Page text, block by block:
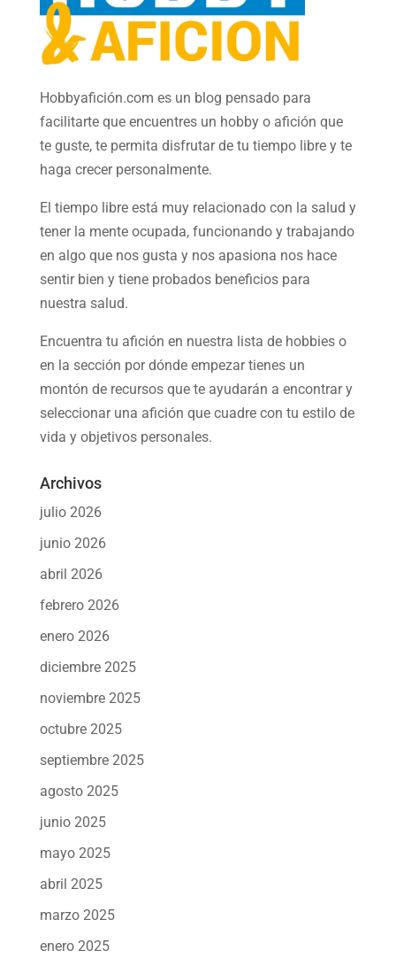
Hobbyafición.com es un blog pensado para
facilitarte que encuentres un hobby o afición que
te guste, te permita disfrutar de tu tiempo libre y te
haga crecer personalmente.
El tiempo libre está muy relacionado con la salud y
tener la mente ocupada, funcionando y trabajando
en algo que nos gusta y nos apasiona nos hace
sentir bien y tiene probados beneficios para
nuestra salud.
Encuentra tu afición en nuestra lista de hobbieso
en la sección por dónde empezar tienes un
montón de recursos que te ayudarán a encontrar y
seleccionar una afición que cuadre con tu estilo de
vida y objetivos personales.
Archivos
julio 2026
junio 2026
abril 2026
febrero 2026
enero 2026
diciembre 2025
noviembre 2025
octubre 2025
septiembre 2025
agosto 2025
junio 2025
mayo 2025
abril 2025
marzo 2025
enero 2025